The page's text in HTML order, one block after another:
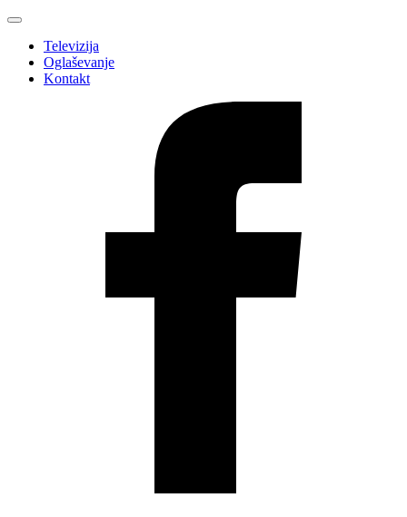
Televizija
Oglaševanje
Kontakt